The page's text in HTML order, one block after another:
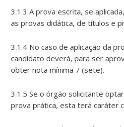
3.1.3 A prova escrita, se
as provas didática, de títulos e
3.1.4 No caso de aplicação da
candidato deverá, para ser
obter nota mínima 7 (sete).
3.1.5 Se o órgão solicitante
prova prática, esta terá caráter